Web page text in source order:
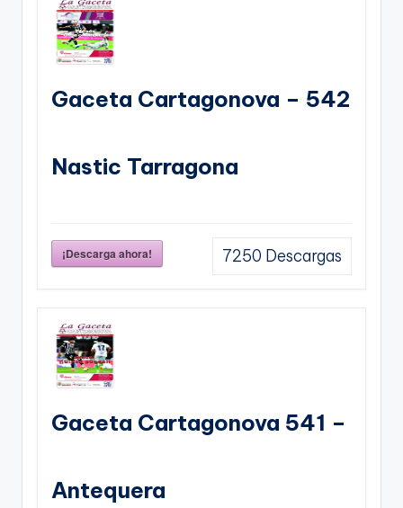
Gaceta Cartagonova – 542
Nastic Tarragona
¡Descarga ahora! 7250 Descargas
Gaceta Cartagonova 541 –
Antequera